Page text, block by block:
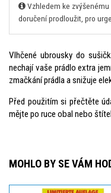
Vzhledem ke
doručení prodloužit, pro
Vlhčené ubrousky do
nechají vaše prádlo extra
zmačkání prádla a snižuje
Před použitím si přečtěte
mějte po ruce obal nebo
MOHLO BY SE VÁM